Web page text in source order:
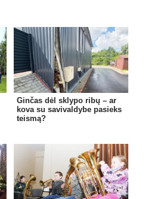
Ginčas dėl sklypo ribų – ar
kova su savivaldybe pasieks
teismą?